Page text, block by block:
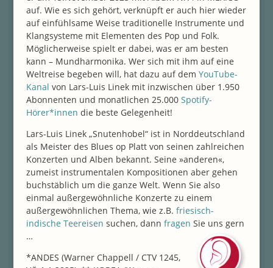
auf. Wie es sich gehört, verknüpft er auch hier wieder
auf einfühlsame Weise traditionelle Instrumente und
Klangsysteme mit Elementen des Pop und Folk.
Möglicherweise spielt er dabei, was er am besten
kann – Mundharmonika. Wer sich mit ihm auf eine
Weltreise begeben will, hat dazu auf dem YouTube-
Kanal von Lars-Luis Linek mit inzwischen über 1.950
Abonnenten und monatlichen 25.000 Spotify-
Hörer*innen die beste Gelegenheit!
Lars-Luis Linek „Snutenhobel“ ist in Norddeutschland
als Meister des Blues op Platt von seinen zahlreichen
Konzerten und Alben bekannt. Seine »anderen«,
zumeist instrumentalen Kompositionen aber gehen
buchstäblich um die ganze Welt. Wenn Sie also
einmal außergewöhnliche Konzerte zu einem
außergewöhnlichen Thema, wie z.B. friesisch-
indische Teereisen suchen, dann fragen Sie uns gern
…
*ANDES (Warner Chappell / CTV 1245,